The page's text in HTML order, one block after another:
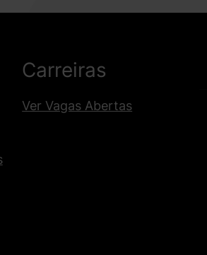
Carreiras
Ver Vagas Abertas